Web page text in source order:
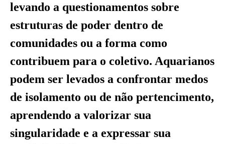
levando a questionamentos sobre
estruturas de poder dentro de
comunidades ou a forma como
contribuem para o coletivo. Aquarianos
podem ser levados a confrontar medos
de isolamento ou de não pertencimento,
aprendendo a valorizar sua
singularidade e a expressar sua